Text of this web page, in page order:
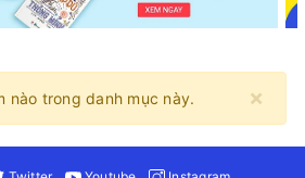
×
nào trong danh mục này.